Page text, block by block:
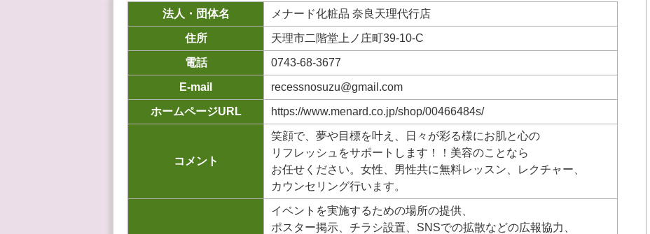
法人・団体名 メナード化粧品 奈良天理代行店
住所 天理市二階堂上ノ庄町39-10-C
電話 0743-68-3677
E-mail recessnosuzu@gmail.com
ホームページURL https://www.menard.co.jp/shop/00466484s/
コメント
笑顔で、夢や目標を叶え、日々が彩る様にお肌と心の
リフレッシュをサポートします！！美容のことなら
お任せください。女性、男性共に無料レッスン、レクチャー、
カウンセリング行います。
イベントを実施するための場所の提供、
ポスター掲示、チラシ設置、SNSでの拡散などの広報協力、